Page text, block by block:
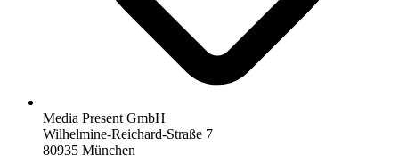
Media Present GmbH
Wilhelmine-Reichard-Straße 7
80935 München